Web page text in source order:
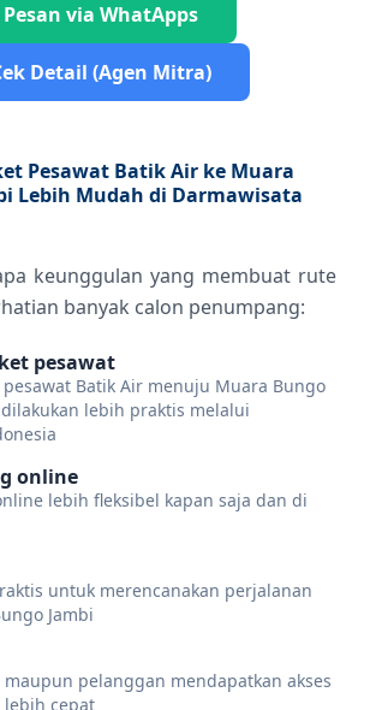
Pesan via WhatApps
Detail (Agen Mitra)
Pesawat Batik Air ke Muara
Lebih Mudah di Darmawisata
keunggulan yang membuat rute
banyak calon penumpang:
pesawat
Batik Air menuju Muara Bungo
lebih praktis melalui
online
lebih fleksibel kapan saja dan di
untuk merencanakan perjalanan
Jambi
pelanggan mendapatkan akses
lebih cepat